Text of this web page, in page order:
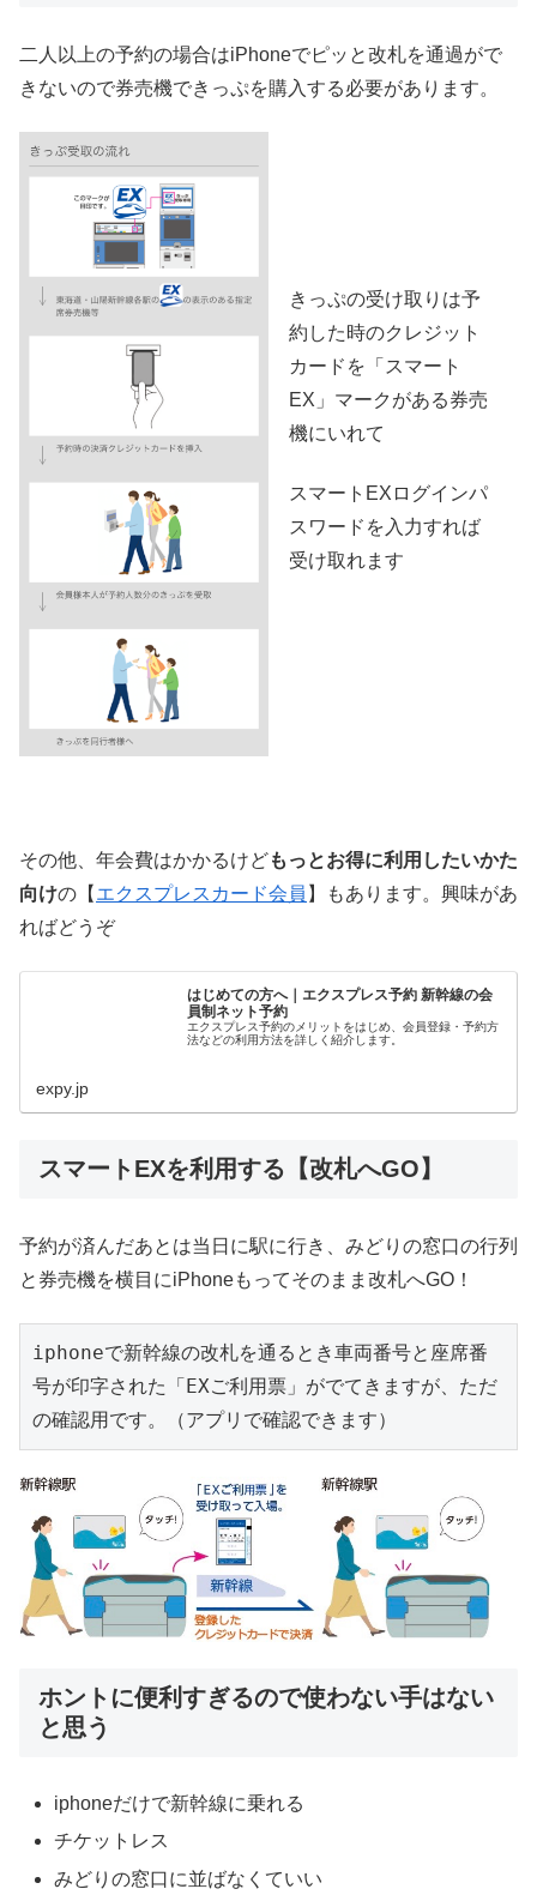
二人以上の予約の場合はiPhoneでピッと改札を通過がで
きないので券売機できっぷを購入する必要があります。
きっぷの受け取りは予
約した時のクレジット
カードを「スマート
EX」マークがある券売
機にいれて
スマートEXログインパ
スワードを入力すれば
受け取れます
その他、年会費はかかるけどもっとお得に利用したいかた
向けの【 エクスプレスカード会員 】もあります。興味があ
ればどうぞ
はじめての方へ｜エクスプレス予約 新幹線の会
員制ネット予約
エクスプレス予約のメリットをはじめ、会員登録・予約方
法などの利用方法を詳しく紹介します。
expy.jp
スマートEXを利用する【改札へGO】
予約が済んだあとは当日に駅に行き、みどりの窓口の行列
と券売機を横目にiPhoneもってそのまま改札へGO！
iphoneで新幹線の改札を通るとき車両番号と座席番
号が印字された「EXご利用票」がでてきますが、ただ
の確認用です。（アプリで確認できます）
ホントに便利すぎるので使わない手はない
と思う
iphoneだけで新幹線に乗れる
チケットレス
みどりの窓口に並ばなくていい